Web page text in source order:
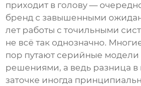
приходит в голову —
бренд с завышенными
лет работы с точильными
не всё так однозначно.
пор путают серийные модели
решениями, а ведь разница в
заточке иногда